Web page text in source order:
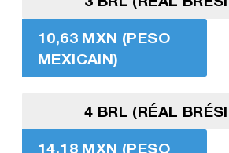
10,63 MXN (PESO
MEXICAIN)
4 BRL (RÉAL
14,18 MXN (PESO